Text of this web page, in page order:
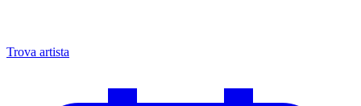
Trova artista